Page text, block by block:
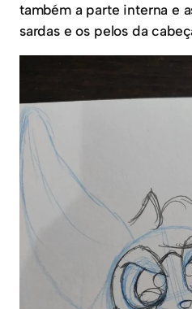
também a parte interna e
sardas e os pelos da